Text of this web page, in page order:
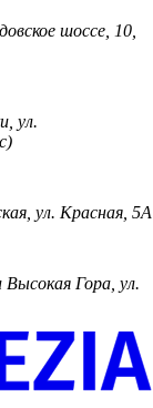
шоссе, 10,
ул.
ул. Красная, 5А
Гора, ул.